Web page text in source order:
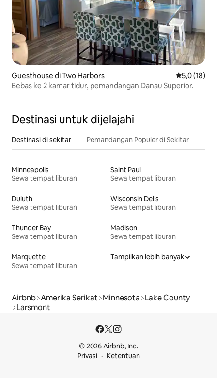
Guesthouse di Two Harbors Nilai rata-
5,0 (18)
Bebas ke 2 kamar tidur, pemandangan Danau Superior.
Destinasi untuk dijelajahi
Destinasi di sekitar Pemandangan Populer di Sekitar
Minneapolis
Sewa tempat liburan
Saint Paul
Sewa tempat liburan
Duluth
Sewa tempat liburan
Wisconsin Dells
Sewa tempat liburan
Thunder Bay
Sewa tempat liburan
Madison
Sewa tempat liburan
Marquette
Sewa tempat liburan
Tampilkan lebih banyak
Airbnb Amerika Serikat Minnesota Lake County
Larsmont
© 2026 Airbnb, Inc.
Privasi
Ketentuan